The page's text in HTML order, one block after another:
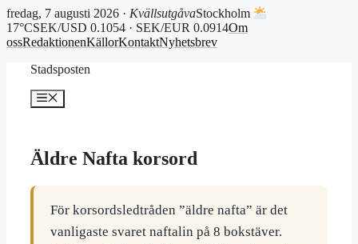
fredag, 7 augusti 2026 · KvällsutgåvaStockholm
17°CSEK/USD 0.1054 · SEK/EUR 0.0914Om
ossRedaktionenKällorKontaktNyhetsbrev
Stadsposten
Meny
Äldre Nafta korsord
För korsordsledtråden ”äldre nafta” är det
vanligaste svaret naftalin på 8 bokstäver.